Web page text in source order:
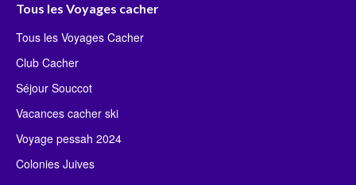
Tous les Voyages cacher
Tous les Voyages Cacher
Club Cacher
Séjour Souccot
Vacances cacher ski
Voyage pessah 2024
Colonies Juives